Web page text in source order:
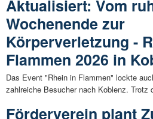
Aktualisiert: Vom
Wochenende zur
Körperverletzung -
Flammen 2026 in
Das Event "Rhein in Flammen" lockte
zahlreiche Besucher nach Koblenz. Trotz
Förderverein plant